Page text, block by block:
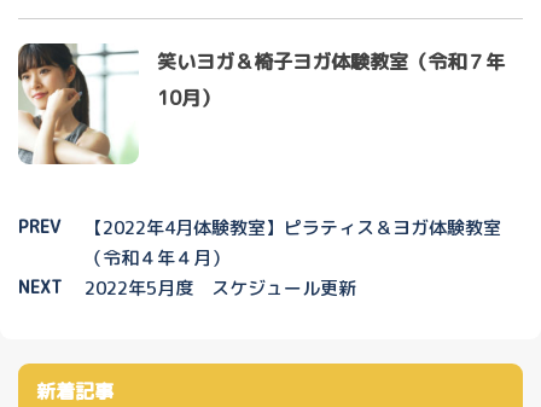
笑いヨガ＆椅子ヨガ体験教室（令和７年
10月）
PREV
【2022年4月体験教室】ピラティス＆ヨガ体験教室
（令和４年４月）
NEXT 2022年5月度 スケジュール更新
新着記事